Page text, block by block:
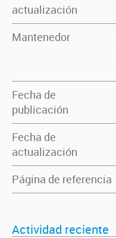
actualización
Mantenedor
Fecha de
publicación
Fecha de
actualización
Página de referencia
Actividad reciente